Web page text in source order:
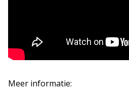
Meer informatie: